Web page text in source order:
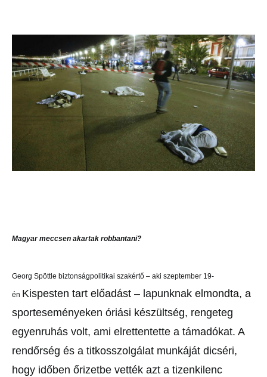
Magyar meccsen akartak robbantani?
Georg Spöttle biztonságpolitikai szakértő – aki szeptember 19-
én Kispesten tart előadást – lapunknak elmondta, a
sporteseményeken óriási készültség, rengeteg
egyenruhás volt, ami elrettentette a támadókat. A
rendőrség és a titkosszolgálat munkáját dicséri,
hogy időben őrizetbe vették azt a tizenkilenc